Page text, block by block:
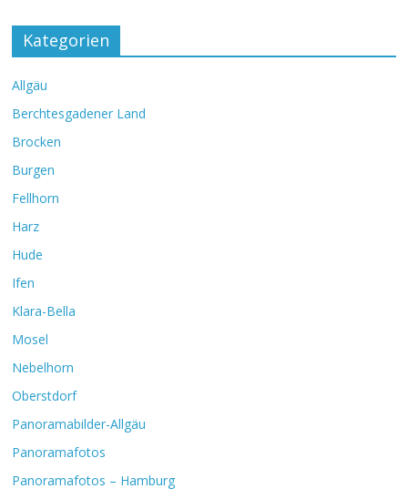
Kategorien
Allgäu
Berchtesgadener Land
Brocken
Burgen
Fellhorn
Harz
Hude
Ifen
Klara-Bella
Mosel
Nebelhorn
Oberstdorf
Panoramabilder-Allgäu
Panoramafotos
Panoramafotos – Hamburg